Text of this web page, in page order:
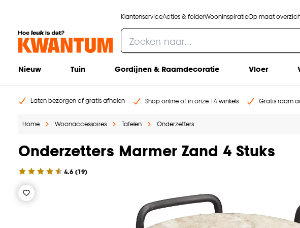
KlantenserviceActies & folderWooninspiratieOp maat
Nieuw Tuin Gordijnen & Raamdecoratie Vloer
Laten bezorgen of gratis afhalen Shop online of in onze 14 winkels Gratis raam
Home Woonaccessoires Tafelen Onderzetters
Onderzetters Marmer Zand 4 Stuks
4.6 (19)